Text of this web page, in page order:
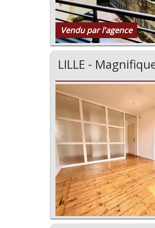
Vendu par l'agence
LILLE -